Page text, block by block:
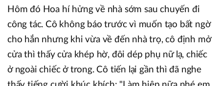
Hôm đó Hoa hí hửng về nhà sớm sau chuyến đi
công tác. Cô không báo trước vì muốn tạo bất ngờ
cho hắn nhưng khi vừa về đến nhà trọ, cô định mở
cửa thì thấy cửa khép hờ, đôi dép phụ nữ lạ, chiếc
ở ngoài chiếc ở trong. Cô tiến lại gần thì đã nghe